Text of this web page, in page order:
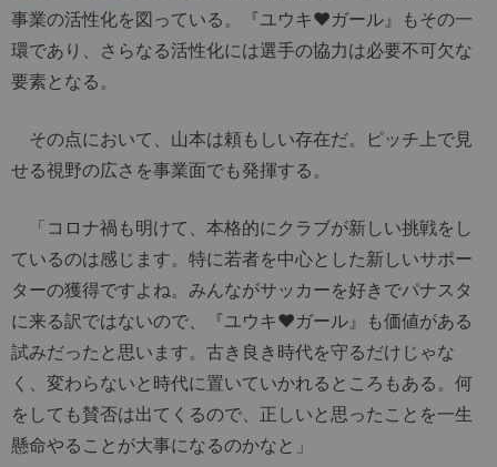
事業の活性化を図っている。『ユウキ♥︎ガール』もその一
環であり、さらなる活性化には選手の協力は必要不可欠な
要素となる。
その点において、山本は頼もしい存在だ。ピッチ上で見
せる視野の広さを事業面でも発揮する。
「コロナ禍も明けて、本格的にクラブが新しい挑戦をし
ているのは感じます。特に若者を中心とした新しいサポー
ターの獲得ですよね。みんながサッカーを好きでパナスタ
に来る訳ではないので、『ユウキ♥︎ガール』も価値がある
試みだったと思います。古き良き時代を守るだけじゃな
く、変わらないと時代に置いていかれるところもある。何
をしても賛否は出てくるので、正しいと思ったことを一生
懸命やることが大事になるのかなと」